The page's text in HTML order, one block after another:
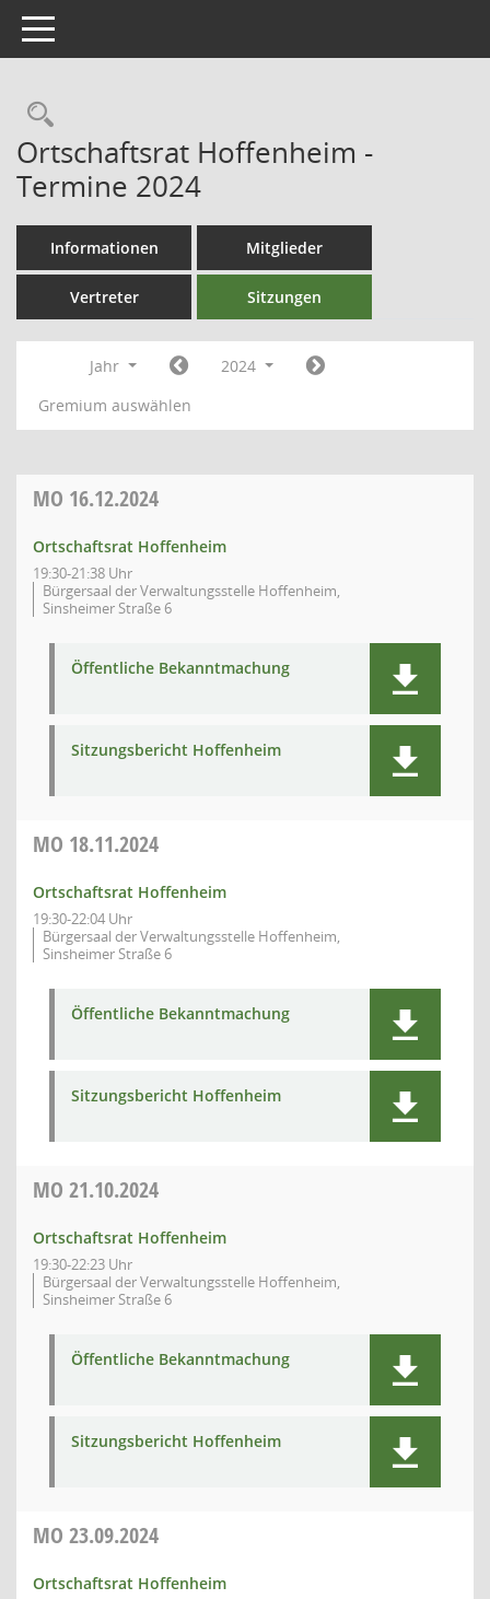
Toggle navigation
Ortschaftsrat Hoffenheim -
Termine 2024
Informationen Mitglieder
Vertreter Sitzungen
Jahr
2024
Gremium auswählen
MO 16.12.2024
Ortschaftsrat Hoffenheim
19:30-21:38 Uhr
Bürgersaal der Verwaltungsstelle Hoffenheim,
Sinsheimer Straße 6
Öffentliche Bekanntmachung
Sitzungsbericht Hoffenheim
MO 18.11.2024
Ortschaftsrat Hoffenheim
19:30-22:04 Uhr
Bürgersaal der Verwaltungsstelle Hoffenheim,
Sinsheimer Straße 6
Öffentliche Bekanntmachung
Sitzungsbericht Hoffenheim
MO 21.10.2024
Ortschaftsrat Hoffenheim
19:30-22:23 Uhr
Bürgersaal der Verwaltungsstelle Hoffenheim,
Sinsheimer Straße 6
Öffentliche Bekanntmachung
Sitzungsbericht Hoffenheim
MO 23.09.2024
Ortschaftsrat Hoffenheim